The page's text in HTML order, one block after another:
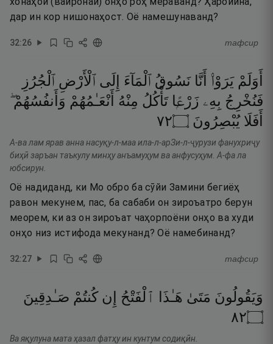
дар ин кор нишонаҳост. Оё намешунаванд?
32:26 тафсир
أَوَلَمْ يَرَوْا۟ أَنَّا نَسُوقُ ٱلْمَآءَ إِلَى ٱلْأَرْضِ ٱلْجُرُزِ
فَنُخْرِجُ بِهِۦ زَرْعًۭا تَأْكُلُ مِنْهُ أَنْعَـٰمُهُمْ وَأَنفُسُهُمْ ۖ
أَفَلَا يُبْصِرُونَ ۝٢٧
А-ва лам ярав анна насуқу-л-маа ила-л-арЗи-л-ҷурузи фанухриҷу
биҳӣ заръан таъкулу минҳу анъамуҳум ва анфусуҳум. А-фа ла
юбсирун.
Оё надиданд, ки Мо обро ба сӯйи Замини бегиёҳ
равон мекунем, пас, ба сабаби он зироъатро берун
меорем, ки аз он зироъат чаҳорпоёни онҳо ва худи
онҳо низ истифода мекунанд? Оё намебинанд?
32:27 тафсир
وَيَقُولُونَ مَتَىٰ هَـٰذَا ٱلْفَتْحُ إِن كُنتُمْ صَـٰدِقِينَ
۝٢٨
Ва яқулуна мата ҳазал фатҳу ин кунтум содиқӣн.